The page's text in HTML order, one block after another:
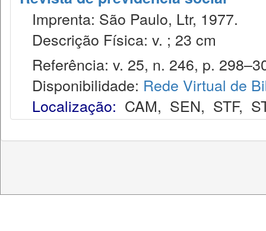
Imprenta: São Paulo, Ltr, 1977.
Descrição Física: v. ; 23 cm
Referência: v. 25, n. 246, p.
Disponibilidade: Rede Virtual de
Localização: CAM, SEN, STF,